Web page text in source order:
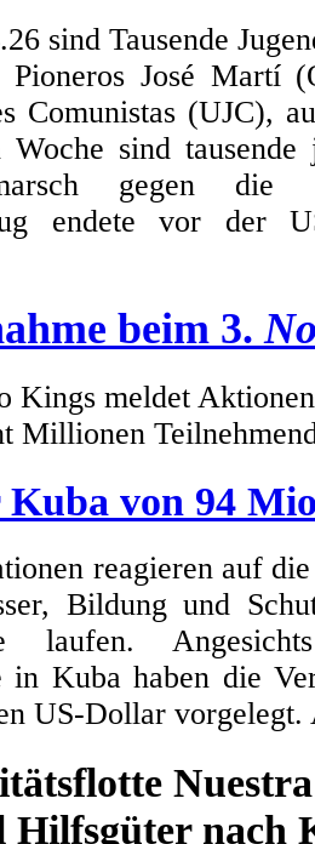
sind Tausende
Pioneros José Martí
Comunistas (UJC),
Woche sind
gegen
endete vor der
beim 3.
Kings meldet
Millionen
von 94
reagieren auf
Bildung und
laufen.
in Kuba haben die
US-Dollar vorgelegt.